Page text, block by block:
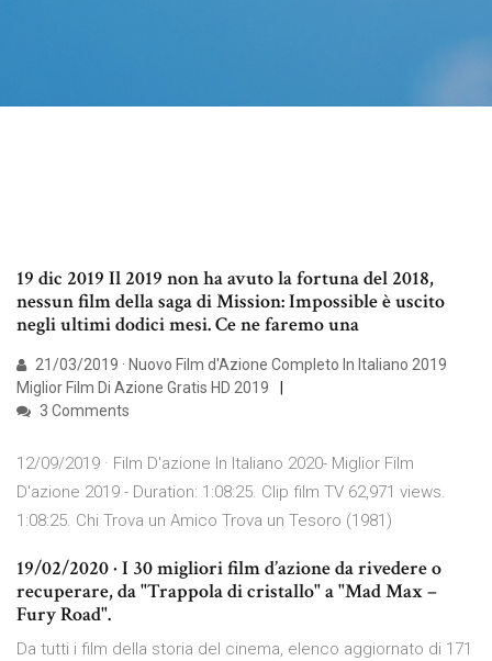
19 dic 2019 Il 2019 non ha avuto la fortuna del 2018,
nessun film della saga di Mission: Impossible è uscito
negli ultimi dodici mesi. Ce ne faremo una
21/03/2019 · Nuovo Film d'Azione Completo In Italiano 2019
Miglior Film Di Azione Gratis HD 2019
3 Comments
12/09/2019 · Film D'azione In Italiano 2020- Miglior Film
D'azione 2019 - Duration: 1:08:25. Clip film TV 62,971 views.
1:08:25. Chi Trova un Amico Trova un Tesoro (1981)
19/02/2020 · I 30 migliori film d’azione da rivedere o
recuperare, da "Trappola di cristallo" a "Mad Max –
Fury Road".
Da tutti i film della storia del cinema, elenco aggiornato di 171